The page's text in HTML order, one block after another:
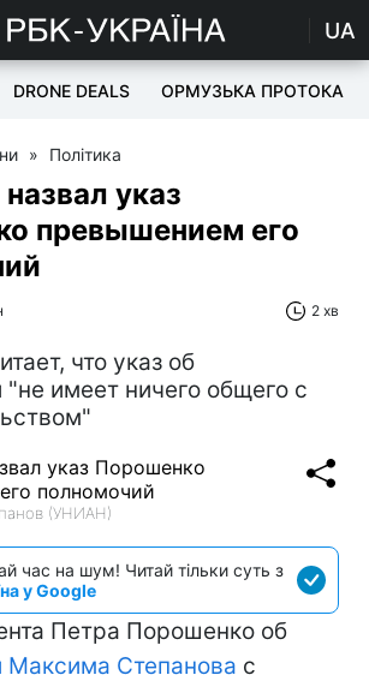
UA
DRONE DEALS ОРМУЗЬКА ПРОТОКА
» Політика
указ
превышением его
2 хв
что указ об
"не имеет ничего общего с
(УНИАН)
час на шум! Читай тільки суть з
у Google
Петра Порошенко об
Максима Степанова с